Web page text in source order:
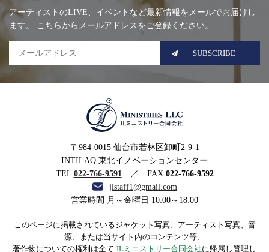
アーティストのLIVE、イベントなど最新情報をメールでお届けし
ます。 こちらからメールアドレスをご登録ください。
SUBSCRIBE
ストリー合同会社
〒984-0015 仙台市若林区卸町2-9-1
INTILAQ 東北イノベーションセンター
TEL 022-766-9591 ／ FAX 022-766-9592
jlstaff1@gmail.com
営業時間 月～金曜日 10:00～18:00
このページに掲載されているジャケット写真、アーティスト写真、音
源、または当サイト内のコンテンツ等、
著作物についての権利は全て JLミニストリー合同会社に帰属し管理し